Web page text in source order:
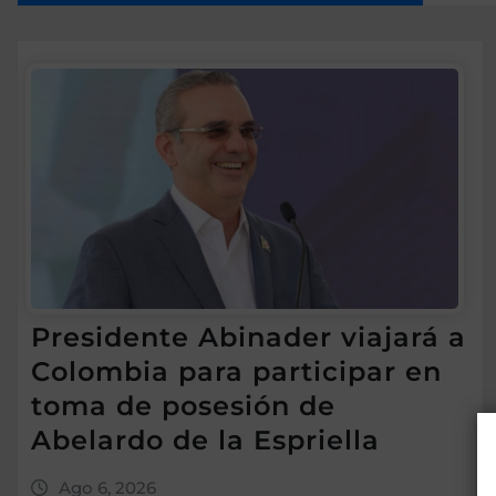
Presidente Abinader viajará a
Colombia para participar en
toma de posesión de
Abelardo de la Espriella
Ago 6, 2026